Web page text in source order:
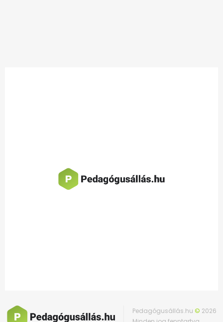
Pedagógusállás.hu© 2026